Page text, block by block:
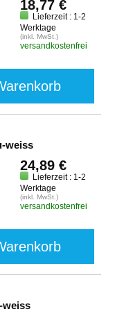
18,77 €
Lieferzeit : 1-2
Werktage
(inkl. MwSt.)
versandkostenfrei
weiss
24,89 €
Lieferzeit : 1-2
Werktage
(inkl. MwSt.)
versandkostenfrei
weiss